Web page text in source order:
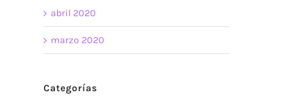
abril 2020
marzo 2020
Categorías